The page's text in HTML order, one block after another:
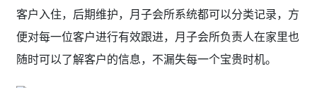
客户入住，后期维护，月子会所系统都可以分类记录，方
便对每一位客户进行有效跟进，月子会所负责人在家里也
随时可以了解客户的信息，不漏失每一个宝贵时机。